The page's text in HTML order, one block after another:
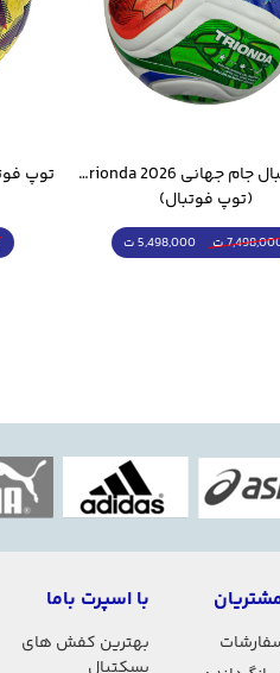
توپ فوتبال جام جهانی 2026 Trionda مشابه اورجینال
(توپ فوتبال)
ت 5,498,000 ت
با اسپرت باما
بهترین کفش های